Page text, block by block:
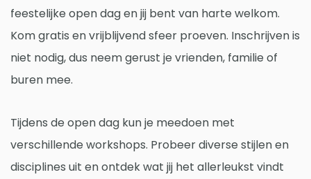
feestelijke open dag en jij bent van harte welkom.
Kom gratis en vrijblijvend sfeer proeven. Inschrijven is
niet nodig, dus neem gerust je vrienden, familie of
buren mee.
Tijdens de open dag kun je meedoen met
verschillende workshops. Probeer diverse stijlen en
disciplines uit en ontdek wat jij het allerleukst vindt